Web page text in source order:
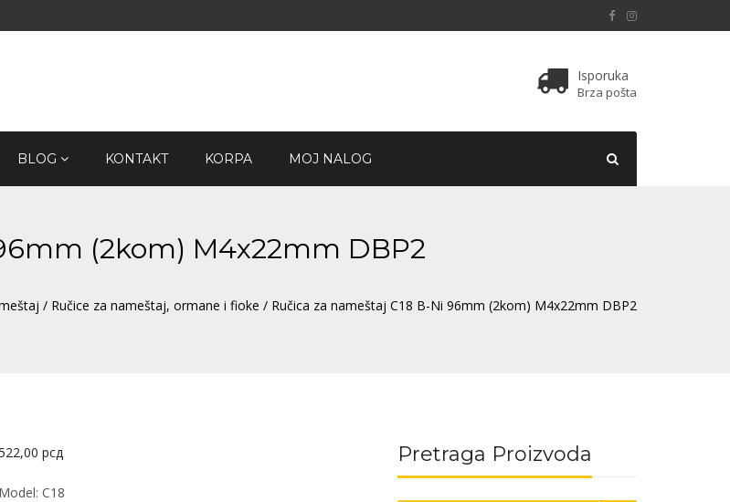
Isporuka
Brza pošta
BLOG KONTAKT KORPA MOJ NALOG
(2kom) M4x22mm DBP2
/ Ručice za nameštaj, ormane i fioke / Ručica za nameštaj C18 B-Ni 96mm (2kom) M4x22mm DBP2
рсд
Model: C18
Pretraga Proizvoda